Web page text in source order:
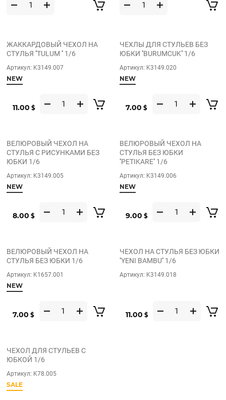
ЖАККАРДОВЫЙ ЧЕХОЛ НА
СТУЛЬЯ ''TULUM '' 1/6
Артикул: K3149.007
NEW
11.00 $
ЧЕХЛЫ ДЛЯ СТУЛЬЕВ БЕЗ
ЮБКИ ''BURUMCUK'' 1/6
Артикул: K3149.020
NEW
7.00 $
ВЕЛЮРОВЫЙ ЧЕХОЛ НА
СТУЛЬЯ С РИСУНКАМИ БЕЗ
ЮБКИ 1/6
Артикул: K3149.005
NEW
8.00 $
ВЕЛЮРОВЫЙ ЧЕХОЛ НА
СТУЛЬЯ БЕЗ ЮБКИ
''PETIKARE'' 1/6
Артикул: K3149.006
NEW
9.00 $
ВЕЛЮРОВЫЙ ЧЕХОЛ НА
СТУЛЬЯ БЕЗ ЮБКИ 1/6
Артикул: K1657.001
NEW
7.00 $
ЧЕХОЛ НА СТУЛЬЯ БЕЗ ЮБКИ
''YENI BAMBU'' 1/6
Артикул: K3149.018
11.00 $
ЧЕХОЛ ДЛЯ СТУЛЬЕВ С
ЮБКОЙ 1/6
Артикул: K78.005
SALE